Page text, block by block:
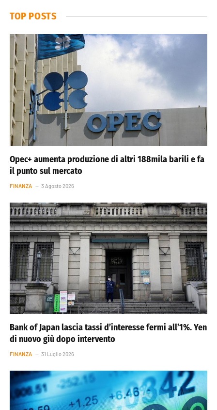
TOP POSTS
Opec+ aumenta produzione di altri 188mila barili e fa
il punto sul mercato
FINANZA 3 Agosto 2026
Bank of Japan lascia tassi d’interesse fermi all’1%. Yen
di nuovo giù dopo intervento
FINANZA 31 Luglio 2026